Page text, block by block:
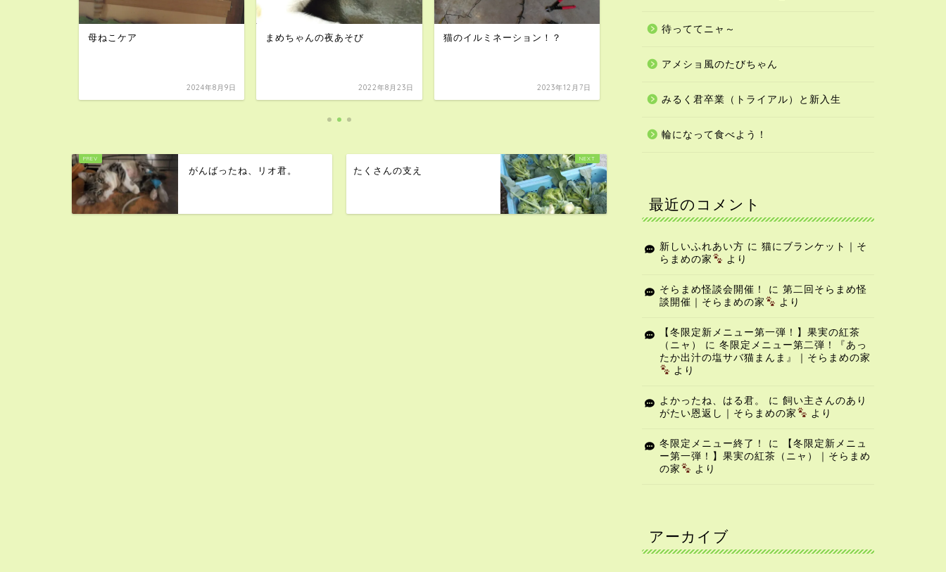
母ねこケア
2024年8月9日
まめちゃんの夜あそび
2022年8月23日
猫のイルミネーション！？
2023年12月7日
がんばったね、リオ君。 たくさんの支え
待っててニャ～
アメショ風のたびちゃん
みるく君卒業（トライアル）と新入生
輪になって食べよう！
最近のコメント
新しいふれあい方 に 猫にブランケット｜そ
らまめの家
より
そらまめ怪談会開催！ に 第二回そらまめ怪
談開催｜そらまめの家
より
【冬限定新メニュー第一弾！】果実の紅茶
（ニャ）
に 冬限定メニュー第二弾！『あっ
たか出汁の塩サバ猫まんま』｜そらまめの家
より
よかったね、はる君。 に 飼い主さんのあり
がたい恩返し｜そらまめの家
より
冬限定メニュー終了！ に
【冬限定新メニュ
ー第一弾！】果実の紅茶（ニャ）｜そらまめ
の家
より
アーカイブ